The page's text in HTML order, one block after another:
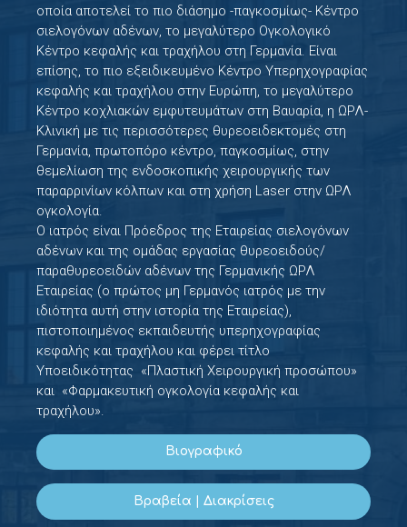
οποία αποτελεί το πιο διάσημο -παγκοσμίως- Κέντρο
σιελογόνων αδένων, το μεγαλύτερο Ογκολογικό
Κέντρο κεφαλής και τραχήλου στη Γερμανία. Είναι
επίσης, το πιο εξειδικευμένο Κέντρο Υπερηχογραφίας
κεφαλής και τραχήλου στην Ευρώπη, το μεγαλύτερο
Κέντρο κοχλιακών εμφυτευμάτων στη Βαυαρία, η ΩΡΛ-
Κλινική με τις περισσότερες θυρεοειδεκτομές στη
Γερμανία, πρωτοπόρο κέντρο, παγκοσμίως, στην
θεμελίωση της ενδοσκοπικής χειρουργικής των
παραρρινίων κόλπων και στη χρήση Laser στην ΩΡΛ
ογκολογία.
Ο ιατρός είναι Πρόεδρος της Εταιρείας σιελογόνων
αδένων και της ομάδας εργασίας θυρεοειδούς/
παραθυρεοειδών αδένων της Γερμανικής ΩΡΛ
Εταιρείας (ο πρώτος μη Γερμανός ιατρός με την
ιδιότητα αυτή στην ιστορία της Εταιρείας),
πιστοποιημένος εκπαιδευτής υπερηχογραφίας
κεφαλής και τραχήλου και φέρει τίτλο
Υποειδικότητας «Πλαστική Χειρουργική προσώπου»
και
«Φαρμακευτική ογκολογία κεφαλής και
τραχήλου».
Βιογραφικό
Βραβεία | Διακρίσεις